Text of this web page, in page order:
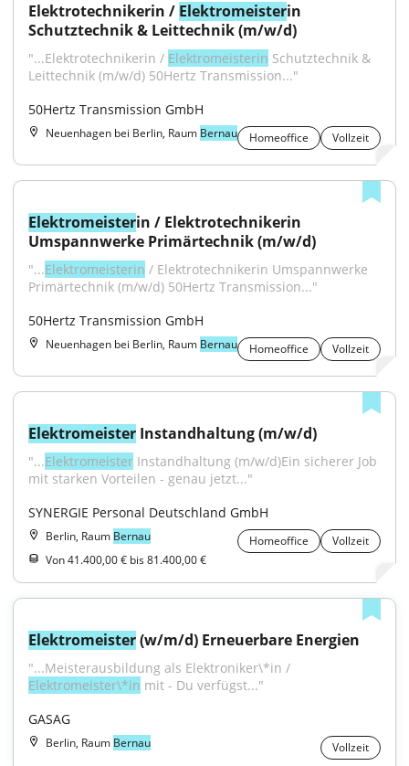
Elektrotechnikerin / Elektromeisterin
Schutztechnik & Leittechnik (m/w/d)
"...Elektrotechnikerin / Elektromeisterin Schutztechnik &
Leittechnik (m/w/d) 50Hertz Transmission..."
50Hertz Transmission GmbH
Neuenhagen bei Berlin, Raum Bernau Homeoffice Vollzeit
Elektromeisterin / Elektrotechnikerin
Umspannwerke Primärtechnik (m/w/d)
"...Elektromeisterin / Elektrotechnikerin Umspannwerke
Primärtechnik (m/w/d) 50Hertz Transmission..."
50Hertz Transmission GmbH
Neuenhagen bei Berlin, Raum Bernau Homeoffice Vollzeit
Elektromeister Instandhaltung (m/w/d)
"...Elektromeister Instandhaltung (m/w/d)Ein sicherer Job
mit starken Vorteilen - genau jetzt..."
SYNERGIE Personal Deutschland GmbH
Berlin, Raum Bernau Homeoffice
Vollzeit
Von 41.400,00 € bis 81.400,00 €
Elektromeister (w/m/d) Erneuerbare Energien
Elektromeister\*in mit - Du verfügst..."
GASAG
Berlin, Raum Bernau Vollzeit